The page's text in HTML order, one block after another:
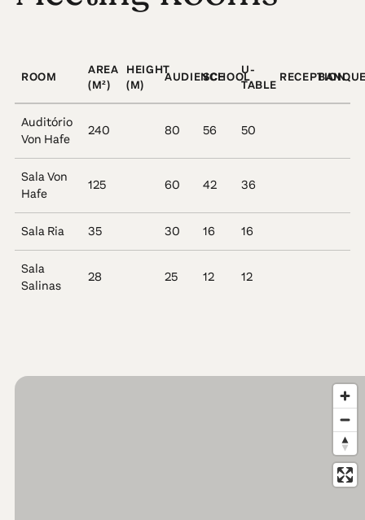
ROOM
AREA
(M²)
HEIGHT
(M)
AUDIENCESCHOOL
U-
TABLE
RECEPTION
Auditório
Von Hafe
240 80 56 50
Sala Von
Hafe
125 60 42 36
Sala Ria 35 30 16 16
Sala
Salinas
28 25 12 12